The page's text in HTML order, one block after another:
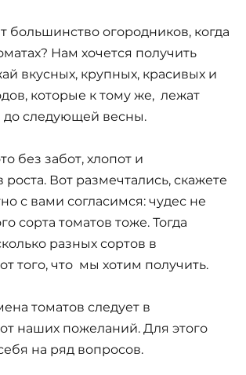
большинство огородников, когда
Нам хочется получить
вкусных, крупных, красивых и
которые к тому же, лежат
до следующей весны.
без забот, хлопот и
роста. Вот размечтались, скажете
с вами согласимся: чудес не
сорта томатов тоже. Тогда
разных сортов в
того, что мы хотим получить.
томатов следует в
наших пожеланий. Для этого
на ряд вопросов.